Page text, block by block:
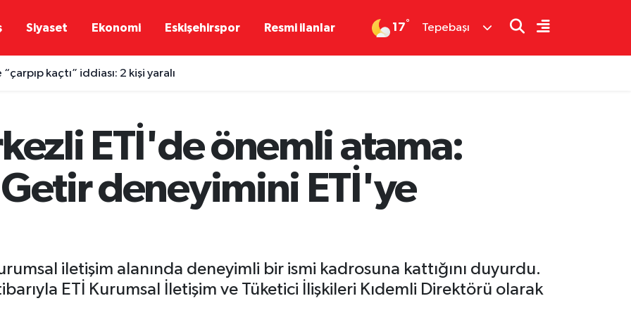
Siyaset Ekonomi Eskişehirspor Resmi ilanlar 17° Tepebaşı
kaçtı” iddiası: 2 kişi yaralı
ETİ'de önemli atama:
Getir deneyimini ETİ'ye
iletişim alanında deneyimli bir ismi kadrosuna kattığını duyurdu.
ETİ Kurumsal İletişim ve Tüketici İlişkileri Kıdemli Direktörü olarak